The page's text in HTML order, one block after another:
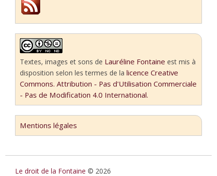
Textes, images et sons de Lauréline Fontaine est mis à
disposition selon les termes de lalicence Creative
Commons. Attribution - Pas d'Utilisation Commerciale
- Pas de Modification 4.0 International.
Mentions légales
Le droit de la Fontaine © 2026